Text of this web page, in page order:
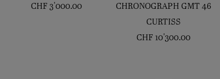
CHF 3'000.00
CHRONOGRAPH GMT 46
CURTISS
CHF 10'300.00